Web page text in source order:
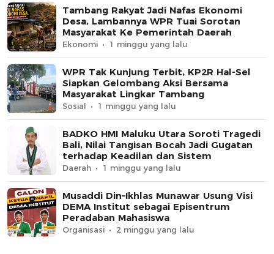
Tambang Rakyat Jadi Nafas Ekonomi
Desa, Lambannya WPR Tuai Sorotan
Masyarakat Ke Pemerintah Daerah
Ekonomi 1 minggu yang lalu
WPR Tak Kunjung Terbit, KP2R Hal-Sel
Siapkan Gelombang Aksi Bersama
Masyarakat Lingkar Tambang
Sosial 1 minggu yang lalu
BADKO HMI Maluku Utara Soroti Tragedi
Bali, Nilai Tangisan Bocah Jadi Gugatan
terhadap Keadilan dan Sistem
Daerah 1 minggu yang lalu
Musaddi Din–Ikhlas Munawar Usung Visi
DEMA Institut sebagai Episentrum
Peradaban Mahasiswa
Organisasi 2 minggu yang lalu